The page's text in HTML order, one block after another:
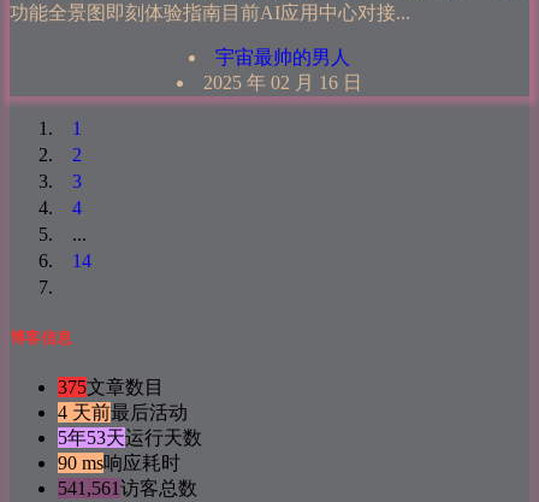
功能全景图即刻体验指南目前AI应用中心对接...
宇宙最帅的男人
2025 年 02 月 16 日
1
2
3
4
...
14
博客信息
375文章数目
4 天前最后活动
5年53天运行天数
90 ms响应耗时
541,561访客总数